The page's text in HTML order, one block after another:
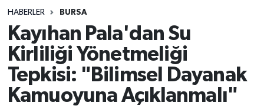
HABERLER BURSA
Kayıhan Pala'dan Su
Kirliliği Yönetmeliği
Tepkisi: "Bilimsel Dayanak
Kamuoyuna Açıklanmalı"
Spor
Teknoloji